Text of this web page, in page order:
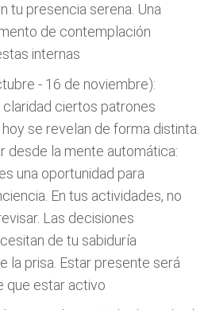
tu presencia serena. Una
de contemplación
internas
- 16 de noviembre):
ciertos patrones
se revelan de forma distinta.
desde la mente automática:
una oportunidad para
En tus actividades, no
Las decisiones
de tu sabiduría
la prisa. Estar presente será
que estar activo